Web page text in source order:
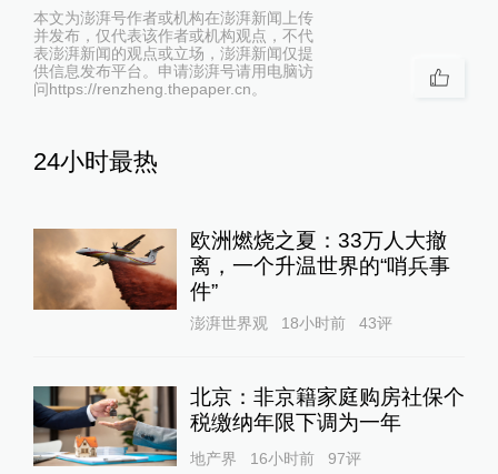
本文为澎湃号作者或机构在澎湃新闻上传
并发布，仅代表该作者或机构观点，不代
表澎湃新闻的观点或立场，澎湃新闻仅提
供信息发布平台。申请澎湃号请用电脑访
问https://renzheng.thepaper.cn。
24小时最热
欧洲燃烧之夏：33万人大撤
离，一个升温世界的“哨兵事
件”
澎湃世界观 18小时前 43评
北京：非京籍家庭购房社保个
税缴纳年限下调为一年
地产界 16小时前 97评